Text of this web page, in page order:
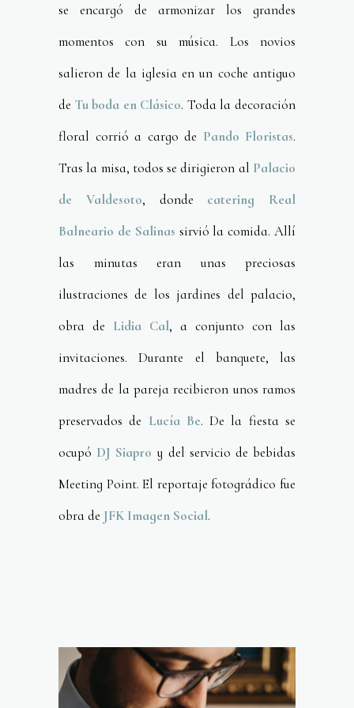
se encargó de armonizar los grandes
momentos con su música. Los novios
salieron de la iglesia en un coche antiguo
de Tu boda en Clásico. Toda la decoración
floral corrió a cargo de Pando Floristas.
Tras la misa, todos se dirigieron al Palacio
de Valdesoto, donde catering Real
Balneario de Salinas sirvió la comida. Allí
las minutas eran unas preciosas
ilustraciones de los jardines del palacio,
obra de Lidia Cal, a conjunto con las
invitaciones. Durante el banquete, las
madres de la pareja recibieron unos ramos
preservados de Lucía Be. De la fiesta se
ocupó DJ Siapro y del servicio de bebidas
Meeting Point. El reportaje fotográdico fue
obra de JFK Imagen Social.